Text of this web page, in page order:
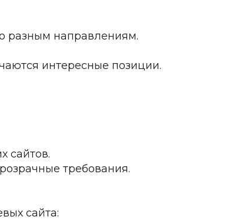
разным направлениям.
интересные позиции.
сайтов.
требования.
сайта: